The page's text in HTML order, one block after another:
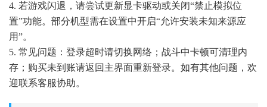
4. 若游戏闪退，请尝试更新显卡驱动或关闭“禁止模拟位
置”功能。部分机型需在设置中开启“允许安装未知来源应
用”。
5. 常见问题：登录超时请切换网络；战斗中卡顿可清理内
存；购买未到账请返回主界面重新登录。如有其他问题，欢
迎联系客服协助。